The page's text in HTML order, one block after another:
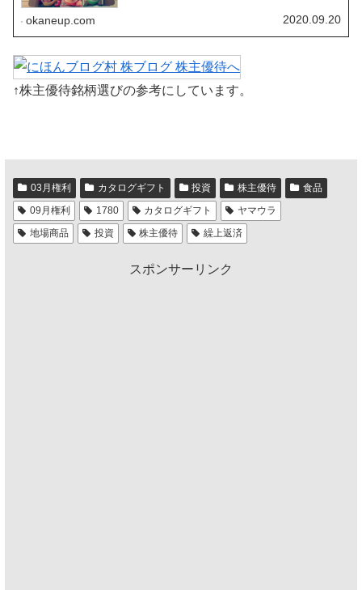
okaneup.com 2020.09.20
↑株主優待銘柄選びの参考にしています。
03月権利 カタログギフト 投資 株主優待
食品
09月権利
1780 カタログギフト
ヤマウラ
地場商品
投資 株主優待 繰上返済
スポンサーリンク